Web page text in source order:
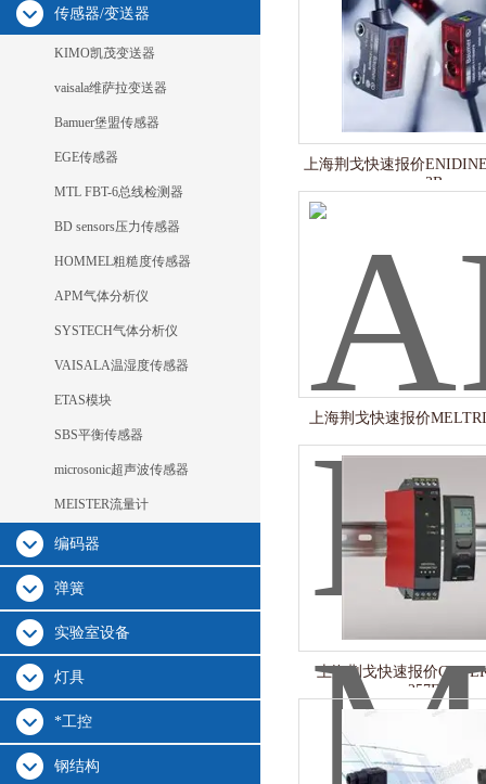
传感器/变送器
KIMO凯茂变送器
vaisala维萨拉变送器
Bamuer堡盟传感器
EGE传感器
MTL FBT-6总线检测器
BD sensors压力传感器
HOMMEL粗糙度传感器
APM气体分析仪
SYSTECH气体分析仪
VAISALA温湿度传感器
ETAS模块
SBS平衡传感器
microsonic超声波传感器
MEISTER流量计
编码器
弹簧
实验室设备
灯具
*工控
钢结构
上海荆戈快速报价
3B
上海荆戈快速报价
上海荆戈快速报价
257E-03